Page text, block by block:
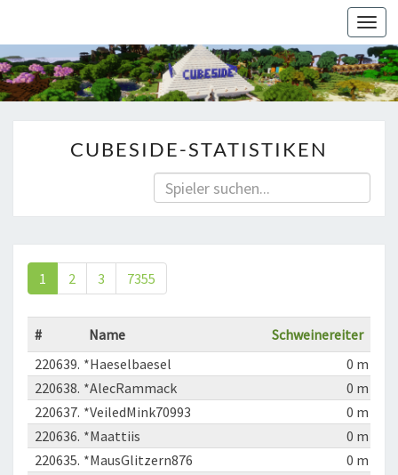
CUBESIDE-STATISTIKEN
1 2 3 7355
# Name
Schweinereiter
220639. *Haeselbaesel
0 m
220638. *AlecRammack
0 m
220637. *VeiledMink70993
0 m
220636. *Maattiis
0 m
220635. *MausGlitzern876
0 m